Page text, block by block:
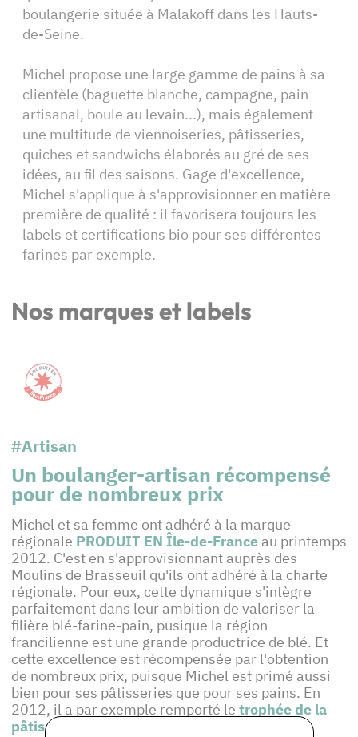
boulangerie située à Malakoff dans les Hauts-
de-Seine.
Michel propose une large gamme de pains à sa
clientèle (baguette blanche, campagne, pain
artisanal, boule au levain...), mais également
une multitude de viennoiseries, pâtisseries,
quiches et sandwichs élaborés au gré de ses
idées, au fil des saisons. Gage d'excellence,
Michel s'applique à s'approvisionner en matière
première de qualité : il favorisera toujours les
labels et certifications bio pour ses différentes
farines par exemple.
Nos marques et labels
#Artisan
Un boulanger-artisan récompensé
pour de nombreux prix
Michel et sa femme ont adhéré à la marque
régionale PRODUIT EN Île-de-France au printemps
2012. C'est en s'approvisionnant auprès des
Moulins de Brasseuil qu'ils ont adhéré à la charte
régionale. Pour eux, cette dynamique s'intègre
parfaitement dans leur ambition de valoriser la
filière blé-farine-pain, pusique la région
francilienne est une grande productrice de blé. Et
cette excellence est récompensée par l'obtention
de nombreux prix, puisque Michel est primé aussi
bien pour ses pâtisseries que pour ses pains. En
2012, il a par exemple remporté le trophée de la
pâtisserie francilienne